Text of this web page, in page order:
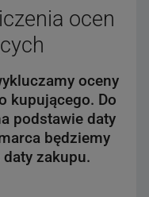
ocen
oceny
kupującego. Do
podstawie daty
będziemy
zakupu.